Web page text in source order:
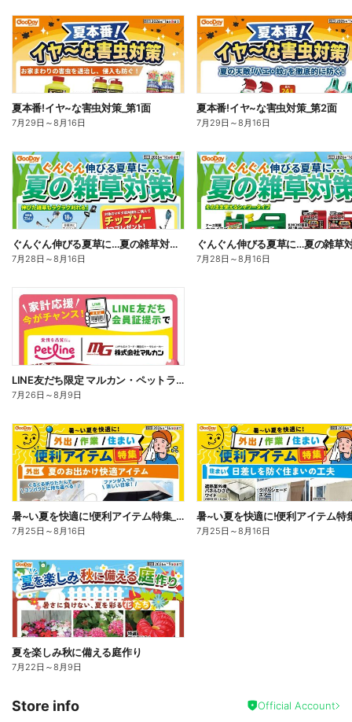
夏本番!イヤ~な害虫対策_第1面
7月29日 ～8月16日
夏本番!イヤ~な害虫対策_第2面
7月29日 ～8月16日
ぐんぐん伸びる夏草に…夏の雑草対策_表
7月28日 ～8月16日 7月28日 ～8月16日
LINE友だち限定 マルカン・ペットライン5%OFF
7月26日 ～8月9日
暑~い夏を快適に!便利アイテム特集_表
7月25日 ～8月16日 7月25日 ～8月16日
夏を楽しみ秋に備える庭作り
7月22日 ～8月9日
Store info Official Account